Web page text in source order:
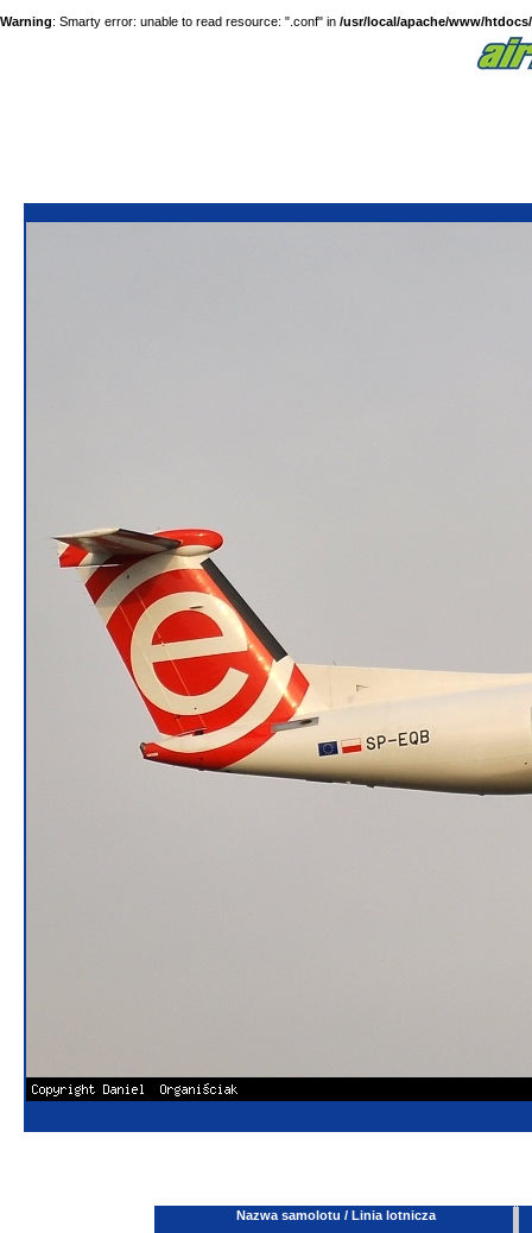
Warning: Smarty error: unable to read resource: ".conf" in /usr/local/apache/www/
Nazwa samolotu / Linia lotnicza